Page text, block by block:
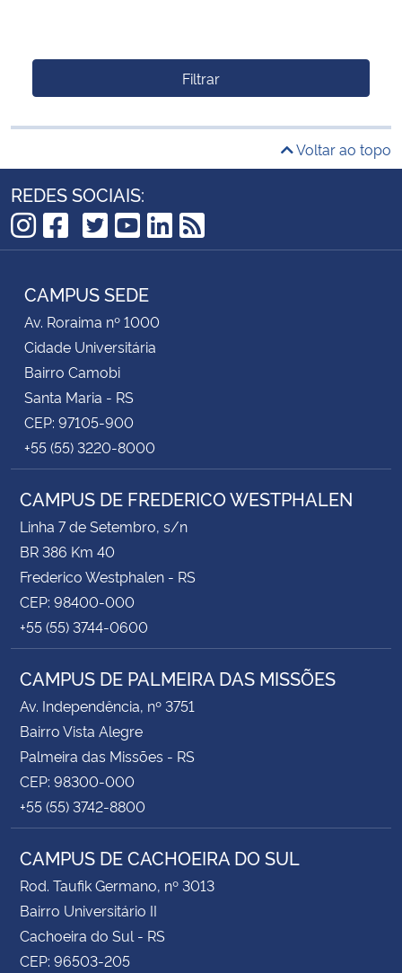
Filtrar
Voltar ao topo
REDES SOCIAIS:
Instagram
Facebook
TikTok
Twitter
YouTube
LinkedIn
RSS
CAMPUS SEDE
Av. Roraima nº 1000
Cidade Universitária
Bairro Camobi
Santa Maria - RS
CEP: 97105-900
+55 (55) 3220-8000
CAMPUS DE FREDERICO WESTPHALEN
Linha 7 de Setembro, s/n
BR 386 Km 40
Frederico Westphalen - RS
CEP: 98400-000
+55 (55) 3744-0600
CAMPUS DE PALMEIRA DAS MISSÕES
Av. Independência, nº 3751
Bairro Vista Alegre
Palmeira das Missões - RS
CEP: 98300-000
+55 (55) 3742-8800
CAMPUS DE CACHOEIRA DO SUL
Rod. Taufik Germano, nº 3013
Bairro Universitário II
Cachoeira do Sul - RS
CEP: 96503-205